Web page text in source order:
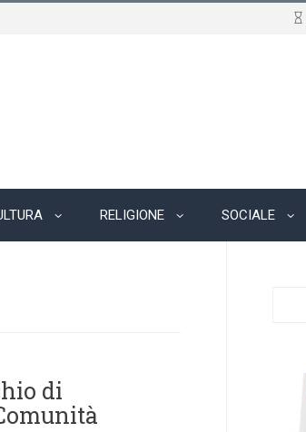
RELIGIONE SOCIALE
di